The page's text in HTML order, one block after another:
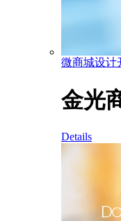
微商城设计
金光
Details